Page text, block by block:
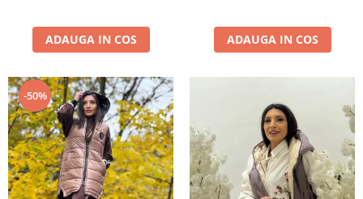
ADAUGA IN COS ADAUGA IN COS
-50%